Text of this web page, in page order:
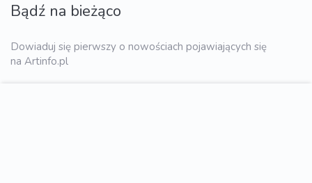
Bądź na bieżąco
Dowiaduj się pierwszy o nowościach pojawiających się
na Artinfo.pl